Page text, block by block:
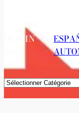
10 JUIN
Catégories